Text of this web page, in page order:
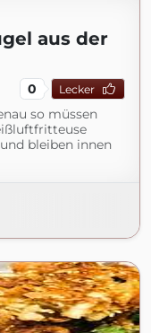
aus der
0 Lecker
so müssen
bleiben innen